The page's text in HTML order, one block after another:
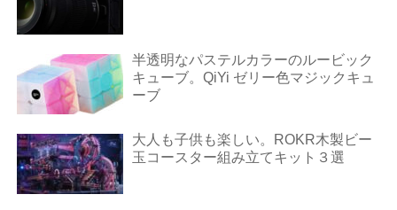
半透明なパステルカラーのルービック
キューブ。QiYi ゼリー色マジックキュ
ーブ
大人も子供も楽しい。ROKR木製ビー
玉コースター組み立てキット３選